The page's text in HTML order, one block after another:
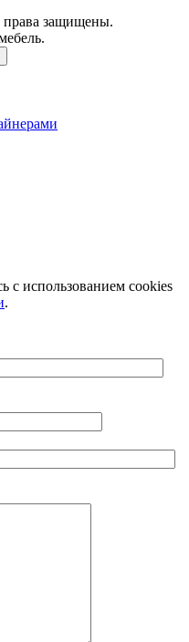
права защищены.
с использованием cookies
.